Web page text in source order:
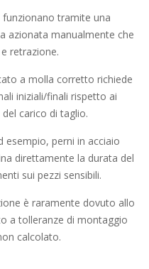
tramite una
azionata manualmente che
retrazione.
a molla corretto richiede
iniziali/finali rispetto ai
carico di taglio.
esempio, perni in acciaio
direttamente la durata del
sui pezzi sensibili.
è raramente dovuto allo
a tolleranze di montaggio
calcolato.